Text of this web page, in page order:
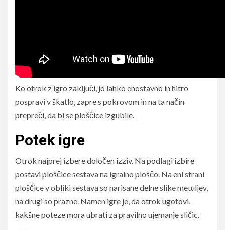
Ko otrok z igro zaključi, jo lahko enostavno in hitro
pospravi v škatlo, zapre s pokrovom in na ta način
prepreči, da bi se ploščice izgubile.
Potek igre
Otrok najprej izbere določen izziv. Na podlagi izbire
postavi ploščice sestava na igralno ploščo. Na eni strani
ploščice v obliki sestava so narisane delne slike metuljev,
na drugi so prazne. Namen igre je, da otrok ugotovi,
kakšne poteze mora ubrati za pravilno ujemanje sličic.